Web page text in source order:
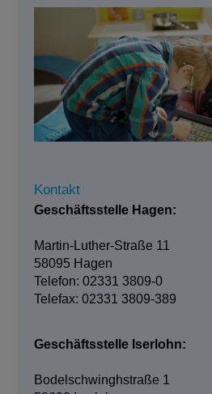
Kontakt
Geschäftsstelle Hagen:
Martin-Luther-Straße 11
58095 Hagen
Telefon: 02331 3809-0
Telefax: 02331 3809-389
Geschäftsstelle Iserlohn:
Bodelschwinghstraße 1